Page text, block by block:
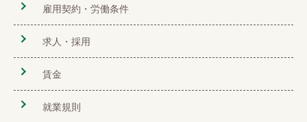
雇用契約・労働条件
求人・採用
賃金
就業規則